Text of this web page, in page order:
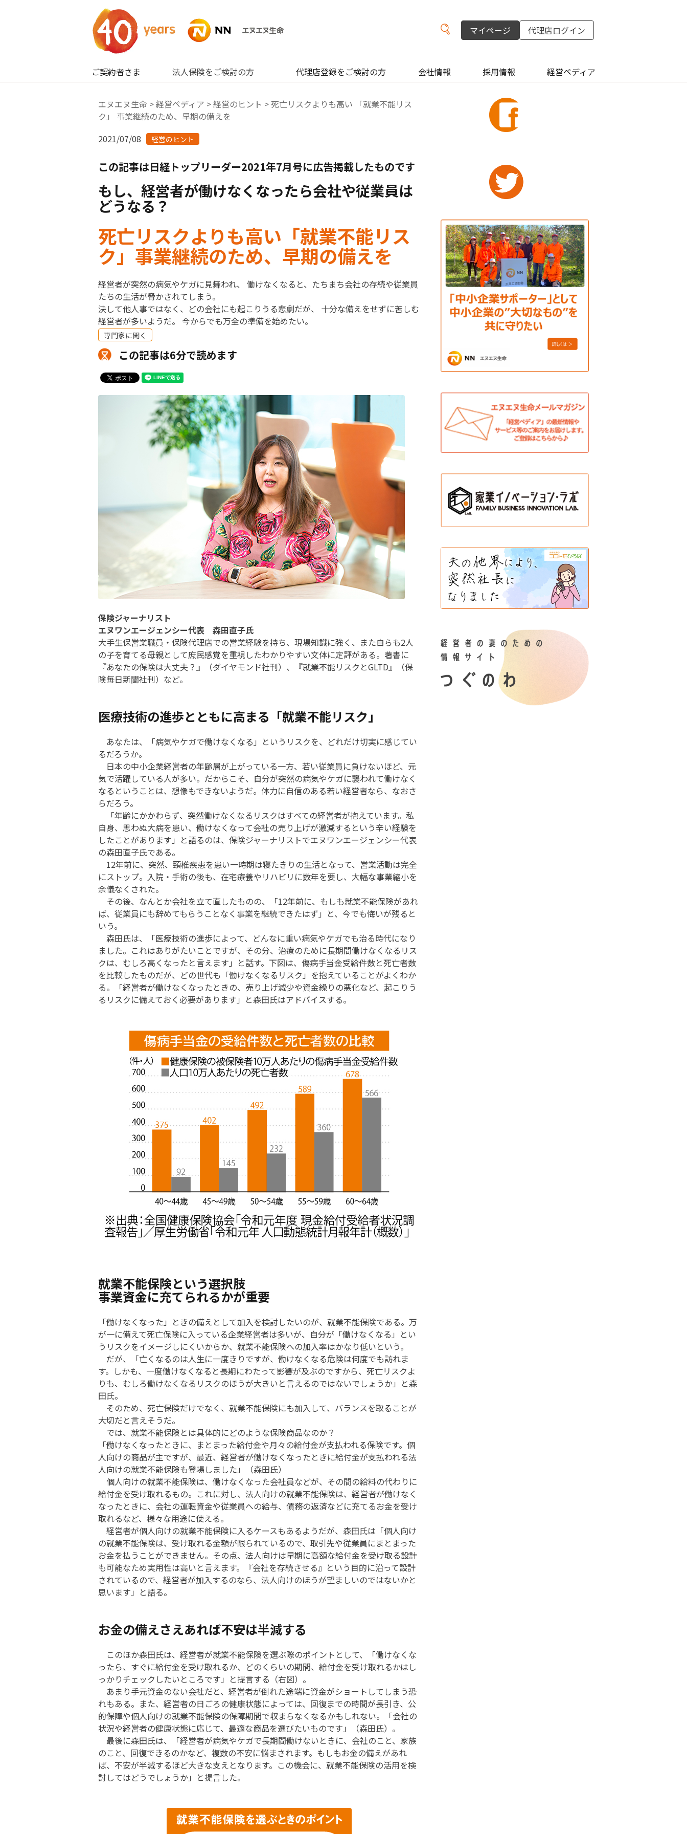
ご契約者さま 法人保険をご検討の方 代理店登録をご検討の方 会社情報 採用情報 経営ペディア
マイページ 代理店ログイン
エヌエヌ生命 >経営ペディア >経営のヒント > 死亡リスクよりも高い 「就業不能リス
ク」 事業継続のため、早期の備えを
2021/07/08
経営のヒント
この記事は日経トップリーダー2021年7月号に広告掲載したものです
もし、経営者が働けなくなったら会社や従業員は
どうなる？
死亡リスクよりも高い「就業不能リス
ク」事業継続のため、早期の備えを
経営者が突然の病気やケガに見舞われ、 働けなくなると、たちまち会社の存続や従業員
たちの生活が脅かされてしまう。
決して他人事ではなく、どの会社にも起こりうる悲劇だが、 十分な備えをせずに苦しむ
経営者が多いようだ。 今からでも万全の準備を始めたい。
専門家に聞く
この記事は6分で読めます
保険ジャーナリスト
エヌワンエージェンシー代表 森田直子氏
大手生保営業職員・保険代理店での営業経験を持ち、現場知識に強く、また自らも2人
の子を育てる母親として庶民感覚を重視したわかりやすい文体に定評がある。著書に
『あなたの保険は大丈夫？』（ダイヤモンド社刊）、『就業不能リスクとGLTD』（保
険毎日新聞社刊）など。
医療技術の進歩とともに高まる「就業不能リスク」
あなたは、「病気やケガで働けなくなる」というリスクを、どれだけ切実に感じてい
るだろうか。
日本の中小企業経営者の年齢層が上がっている一方、若い従業員に負けないほど、元
気で活躍している人が多い。だからこそ、自分が突然の病気やケガに襲われて働けなく
なるということは、想像もできないようだ。体力に自信のある若い経営者なら、なおさ
らだろう。
「年齢にかかわらず、突然働けなくなるリスクはすべての経営者が抱えています。私
自身、思わぬ大病を患い、働けなくなって会社の売り上げが激減するという辛い経験を
したことがあります」と語るのは、保険ジャーナリストでエヌワンエージェンシー代表
の森田直子氏である。
12年前に、突然、頸椎疾患を患い一時期は寝たきりの生活となって、営業活動は完全
にストップ。入院・手術の後も、在宅療養やリハビリに数年を要し、大幅な事業縮小を
余儀なくされた。
その後、なんとか会社を立て直したものの、「12年前に、もしも就業不能保険があれ
ば、従業員にも辞めてもらうことなく事業を継続できたはず」と、今でも悔いが残ると
いう。
森田氏は、「医療技術の進歩によって、どんなに重い病気やケガでも治る時代になり
ました。これはありがたいことですが、その分、治療のために長期間働けなくなるリス
クは、むしろ高くなったと言えます」と話す。下図は、傷病手当金受給件数と死亡者数
を比較したものだが、どの世代も「働けなくなるリスク」を抱えていることがよくわか
る。「経営者が働けなくなったときの、売り上げ減少や資金繰りの悪化など、起こりう
るリスクに備えておく必要があります」と森田氏はアドバイスする。
就業不能保険という選択肢
事業資金に充てられるかが重要
「働けなくなった」ときの備えとして加入を検討したいのが、就業不能保険である。万
が一に備えて死亡保険に入っている企業経営者は多いが、自分が「働けなくなる」とい
うリスクをイメージしにくいからか、就業不能保険への加入率はかなり低いという。
だが、「亡くなるのは人生に一度きりですが、働けなくなる危険は何度でも訪れま
す。しかも、一度働けなくなると長期にわたって影響が及ぶのですから、死亡リスクよ
りも、むしろ働けなくなるリスクのほうが大きいと言えるのではないでしょうか」と森
田氏。
そのため、死亡保険だけでなく、就業不能保険にも加入して、バランスを取ることが
大切だと言えそうだ。
では、就業不能保険とは具体的にどのような保険商品なのか？
「働けなくなったときに、まとまった給付金や月々の給付金が支払われる保険です。個
人向けの商品が主ですが、最近、経営者が働けなくなったときに給付金が支払われる法
人向けの就業不能保険も登場しました」（森田氏）
個人向けの就業不能保険は、働けなくなった会社員などが、その間の給料の代わりに
給付金を受け取れるもの。これに対し、法人向けの就業不能保険は、経営者が働けなく
なったときに、会社の運転資金や従業員への給与、債務の返済などに充てるお金を受け
取れるなど、様々な用途に使える。
経営者が個人向けの就業不能保険に入るケースもあるようだが、森田氏は「個人向け
の就業不能保険は、受け取れる金額が限られているので、取引先や従業員にまとまった
お金を払うことができません。その点、法人向けは早期に高額な給付金を受け取る設計
も可能なため実用性は高いと言えます。『会社を存続させる』という目的に沿って設計
されているので、経営者が加入するのなら、法人向けのほうが望ましいのではないかと
思います」と語る。
お金の備えさえあれば不安は半減する
このほか森田氏は、経営者が就業不能保険を選ぶ際のポイントとして、「働けなくな
ったら、すぐに給付金を受け取れるか、どのくらいの期間、給付金を受け取れるかはし
っかりチェックしたいところです」と提言する（右図）。
あまり手元資金のない会社だと、経営者が倒れた途端に資金がショートしてしまう恐
れもある。また、経営者の日ごろの健康状態によっては、回復までの時間が長引き、公
的保障や個人向けの就業不能保険の保障期間で収まらなくなるかもしれない。「会社の
状況や経営者の健康状態に応じて、最適な商品を選びたいものです」（森田氏）。
最後に森田氏は、「経営者が病気やケガで長期間働けないときに、会社のこと、家族
のこと、回復できるのかなど、複数の不安に悩まされます。もしもお金の備えがあれ
ば、不安が半減するほど大きな支えとなります。この機会に、就業不能保険の活用を検
討してはどうでしょうか」と提言した。